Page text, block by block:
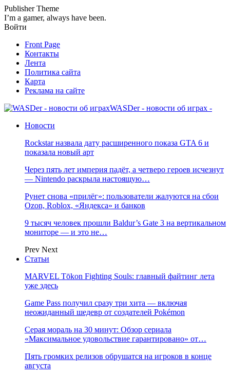
Publisher Theme
I’m a gamer, always have been.
Войти
Front Page
Контакты
Лента
Политика сайта
Карта
Реклама на сайте
WASDer - новости об играх -
Новости
Rockstar назвала дату расширенного показа GTA 6 и
показала новый арт
Через пять лет империя падёт, а четверо героев исчезнут
— Nintendo раскрыла настоящую…
Рунет снова «прилёг»: пользователи жалуются на сбои
Ozon, Roblox, «Яндекса» и банков
9 тысяч человек прошли Baldur’s Gate 3 на вертикальном
мониторе — и это не…
Prev Next
Статьи
MARVEL Tōkon Fighting Souls: главный файтинг лета
уже здесь
Game Pass получил сразу три хита — включая
неожиданный шедевр от создателей Pokémon
Серая мораль на 30 минут: Обзор сериала
«Максимальное удовольствие гарантировано» от…
Пять громких релизов обрушатся на игроков в конце
августа